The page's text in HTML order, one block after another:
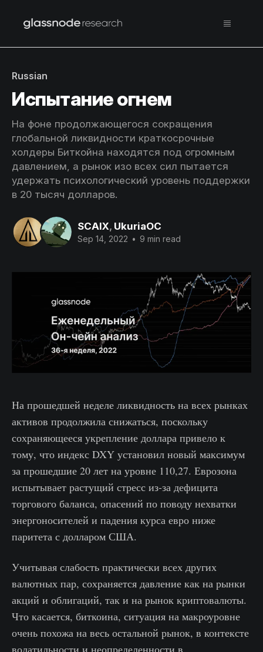
Russian
Испытание огнем
На фоне продолжающегося сокращения
глобальной ликвидности краткосрочные
холдеры Биткойна находятся под огромным
давлением, а рынок изо всех сил пытается
удержать психологический уровень поддержки
в 20 тысяч долларов.
SCAIX, UkuriaOC
Sep 14, 2022 • 9 min read
На прошедшей неделе ликвидность на всех рынках
активов продолжила снижаться, поскольку
сохраняющееся укрепление доллара привело к
тому, что индекс DXY установил новый максимум
за прошедшие 20 лет на уровне 110,27. Еврозона
испытывает растущий стресс из-за дефицита
торгового баланса, опасений по поводу нехватки
энергоносителей и падения курса евро ниже
паритета с долларом США.
Учитывая слабость практически всех других
валютных пар, сохраняется давление как на рынки
акций и облигаций, так и на рынок криптовалюты.
Что касается, биткоина, ситуация на макроуровне
очень похожа на весь остальной рынок, в контексте
волатильности и неопределенности в